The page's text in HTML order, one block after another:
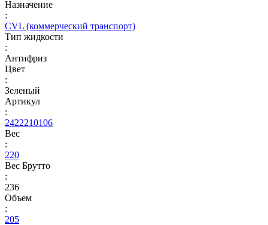
Назначение
:
CVL (коммерческий транспорт)
Тип жидкости
:
Антифриз
Цвет
:
Зеленый
Артикул
:
2422210106
Вес
:
220
Вес Брутто
:
236
Объем
:
205